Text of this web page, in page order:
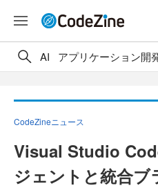
AI アプリケーション開
CodeZineニュース
Visual Studio
ジェントと統合